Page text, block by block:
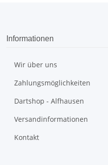
Informationen
Wir über uns
Zahlungsmöglichkeiten
Dartshop - Alfhausen
Versandinformationen
Kontakt